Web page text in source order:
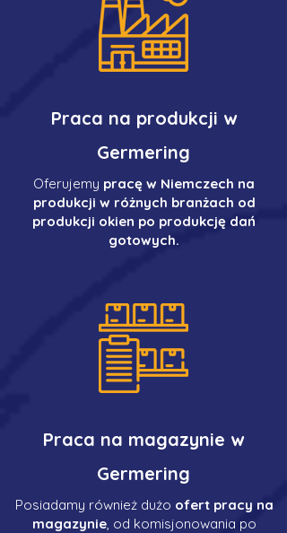
Praca na produkcji w
Germering
Oferujemy pracę w Niemczech na
produkcji w różnych branżach od
produkcji okien po produkcję dań
gotowych.
Praca na magazynie w
Germering
Posiadamy również dużo ofert pracy na
magazynie, od komisjonowania po